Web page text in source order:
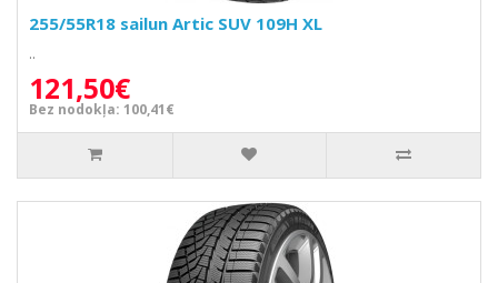
255/55R18 sailun Artic SUV 109H XL
..
121,50€
Bez nodokļa: 100,41€